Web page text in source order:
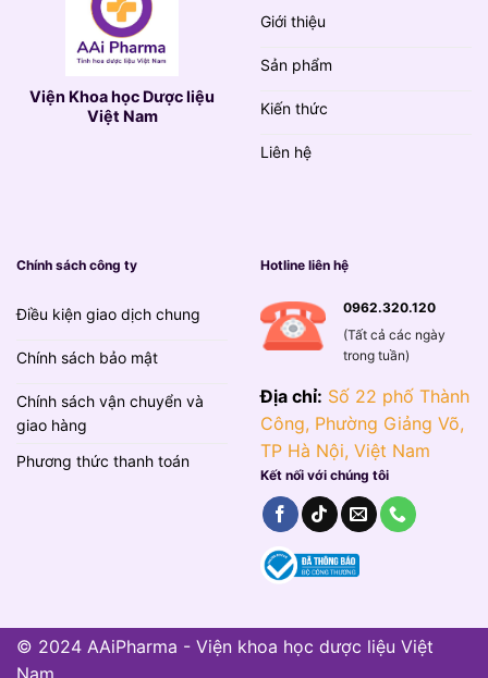
Viện Khoa học Dược liệu
Việt Nam
Giới thiệu
Sản phẩm
Kiến thức
Liên hệ
Chính sách công ty
Điều kiện giao dịch chung
Chính sách bảo mật
Chính sách vận chuyển và
giao hàng
Phương thức thanh toán
Hotline liên hệ
0962.320.120
(Tất cả các ngày
trong tuần)
Địa chỉ: Số 22 phố Thành
Công, Phường Giảng Võ,
TP Hà Nội, Việt Nam
Kết nối với chúng tôi
© 2024 AAiPharma - Viện khoa học dược liệu Việt
Nam